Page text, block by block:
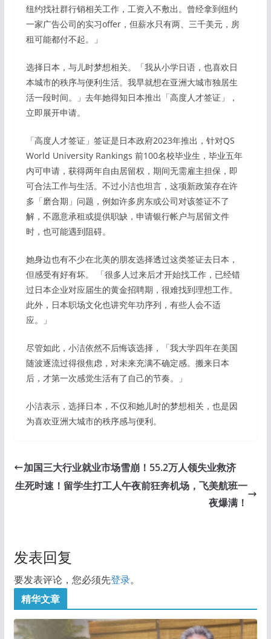
纽约找社群行销相关工作，工资入不敷出。曾经拿到纽约
一家广告公司的实习offer，但薪水只有两、三千美元，房
租可能都付不起。」
选择日本，与儿时梦想相关。「我从小学日语，也喜欢日
本城市的秩序与便利生活。我早就想在亚洲大城市独居生
活一段时间。」去年她得知日本推出「高度人才签证」，
立即展开申请。
「高度人才签证」签证是日本政府2023年推出，针对QS
World University Rankings 前100名校毕业生，毕业五年
内可申请，获得两年自由居留权，期间无需雇主担保，即
可合法工作与生活。不过小洁也坦言，这项新政策存在许
多「磨合期」问题，例如许多房东或公司对该签证不了
解，不愿意承租或提供职缺，申请银行帐户与居留文件
时，也可能遇到阻碍。
她身边也有不少在北美的朋友选择透过这类签证去日本，
但感受有好有坏。 「很多人过来后才开始找工作，已经错
过日本企业对应届生的黄金招聘期，很难找到理想工作。
此外，日本职场文化也讲究年功序列，有些人会不适
应。」
尽管如此，小洁依然不后悔该选择，「我大学四年在美国
随波逐流过得很焦虑，对未来充满不确定感。搬来日本
后，才第一次感觉生活有了自己的节奏。」
小洁表示，选择日本，不仅和她儿时的梦想相关，也是因
为喜欢亚洲大城市的秩序感与便利。
加国三大行业就业市场雪崩！55.2万人领失业救济
生死时速！留学生打工人午夜前狂奔机场，飞美航班一
夜爆满！
发表回复
要发表评论，您必须先登录。
精华文章